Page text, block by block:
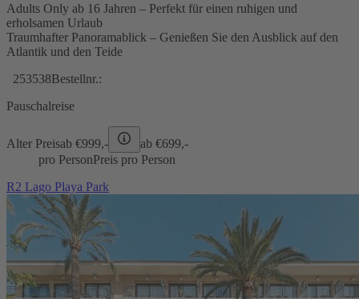
Adults Only ab 16 Jahren – Perfekt für einen ruhigen und
erholsamen Urlaub
Traumhafter Panoramablick – Genießen Sie den Ausblick auf den
Atlantik und den Teide
253538Bestellnr.:
Pauschalreise
Alter Preisab €999,- ab €699,-
pro PersonPreis pro Person
R2 Lago Playa Park